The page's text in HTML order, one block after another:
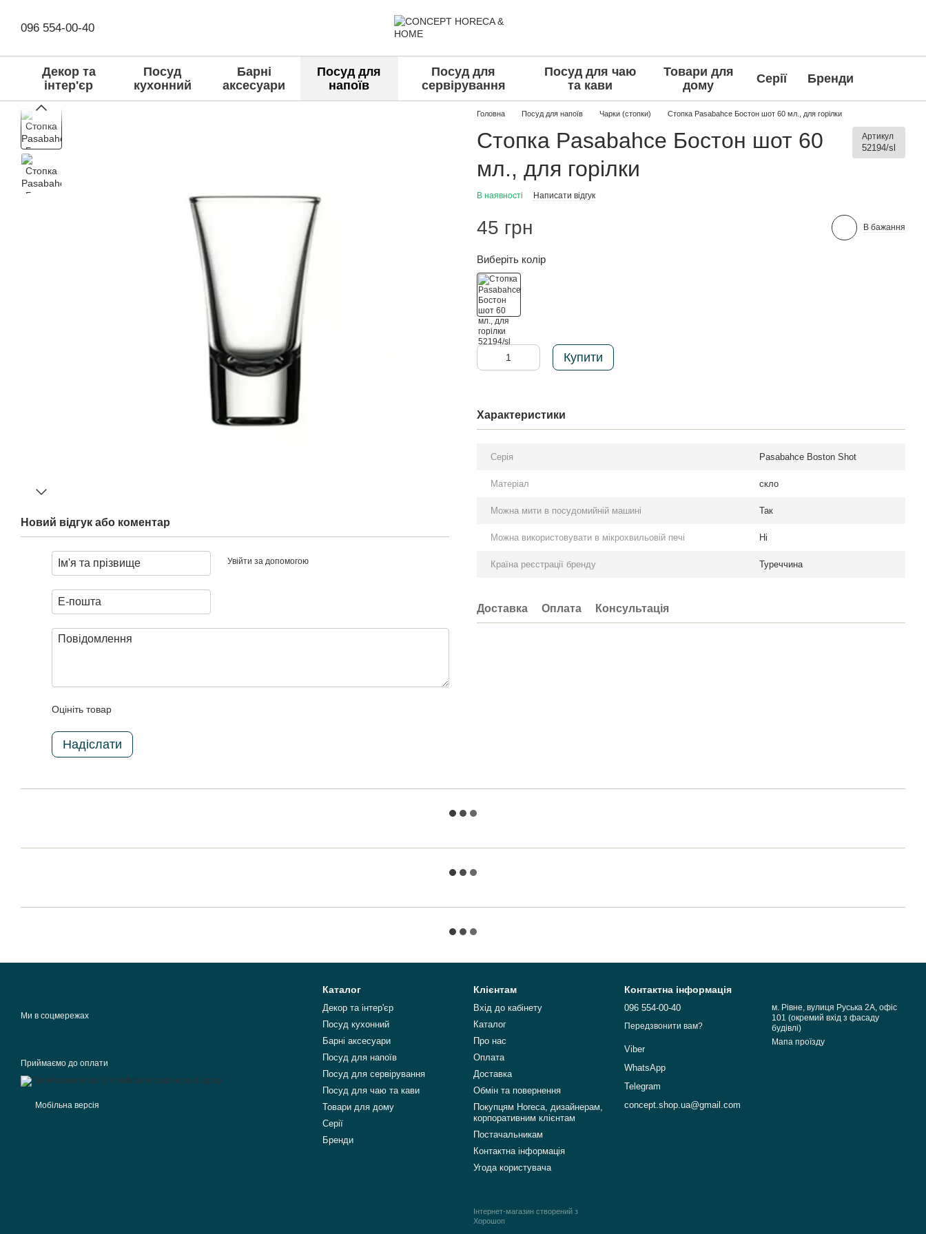
096 554-00-40
Декор та
інтер'єр
Посуд
кухонний
Барні
аксесуари
Посуд для
напоїв
Посуд для
сервірування
Посуд для чаю
та кави
Товари для
дому
Серії Бренди
Новий відгук або коментар
Увійти за допомогою
Оцініть товар
Надіслати
Головна Посуд для напоїв Чарки (стопки) Стопка Pasabahce Бостон шот 60 мл., для горілки
Стопка Pasabahce Бостон шот 60
мл., для горілки
Артикул
52194/sl
В наявності Написати відгук
45 грн В бажання
Виберіть колір
Купити
Характеристики
Серія Pasabahce Boston Shot
Матеріал скло
Можна мити в посудомийній машині Так
Можна використовувати в мікрохвильовій печі Ні
Країна реєстрації бренду Туреччина
Доставка Оплата Консультація
Ми в соцмережах
Приймаємо до оплати
Мобільна версія
Каталог
Декор та інтер'єр
Посуд кухонний
Барні аксесуари
Посуд для напоїв
Посуд для сервірування
Посуд для чаю та кави
Товари для дому
Серії
Бренди
Клієнтам
Вхід до кабінету
Каталог
Про нас
Оплата
Доставка
Обмін та повернення
Покупцям Horeca, дизайнерам,
корпоративним клієнтам
Постачальникам
Контактна інформація
Угода користувача
Інтернет-магазин створений з
Хорошоп
Контактна інформація
096 554-00-40
Передзвонити вам?
Viber
WhatsApp
Telegram
concept.shop.ua@gmail.com
м. Рівне, вулиця Руська 2А, офіс
101 (окремий вхід з фасаду
будівлі)
Мапа проїзду